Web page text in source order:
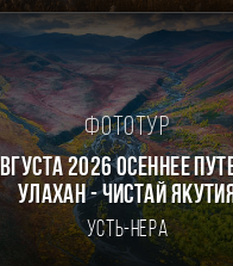
Фототур
2026 Осеннее
Улахан - Чистай
Усть-Нера